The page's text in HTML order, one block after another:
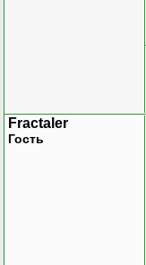
Fractaler
Гость